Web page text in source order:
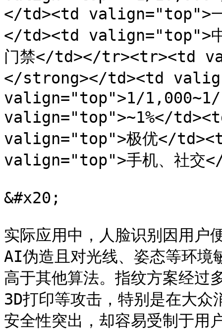
</td><td valign="top">
</td><td valign="top">
门禁</td></tr><tr><td
</strong></td><td
valign="top">1/
valign="top">~1%</
valign="top">极优</
valign="top">手机、社
&#x20;
实际应用中，人脸识别因用户
AI伪造且对光线、姿态等环境
高于其他算法。指纹方案经过
3D打印等攻击，特别是在大
安全性突出，却容易受制于用